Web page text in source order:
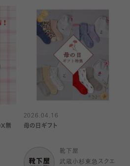
無
2026.04.16
母の日ギフト
靴下屋
武蔵小杉東急スクエ